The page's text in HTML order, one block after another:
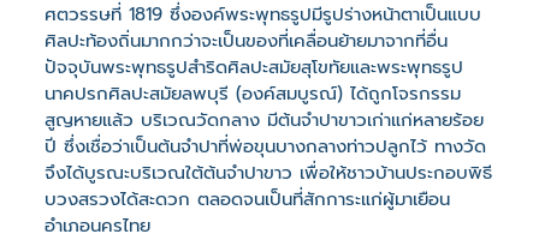
ศตวรรษที่ 1819 ซึ่งองค์พระพุทธรูปมีรูปร่างหน้าตาเป็นแบบ
ศิลปะท้องถิ่นมากกว่าจะเป็นของที่เคลื่อนย้ายมาจากที่อื่น
ปัจจุบันพระพุทธรูปสำริดศิลปะสมัยสุโขทัยและพระพุทธรูป
นาคปรกศิลปะสมัยลพบุรี (องค์สมบูรณ์) ได้ถูกโจรกรรม
สูญหายแล้ว บริเวณวัดกลาง มีต้นจำปาขาวเก่าแก่หลายร้อย
ปี ซึ่งเชื่อว่าเป็นต้นจำปาที่พ่อขุนบางกลางท่าวปลูกไว้ ทางวัด
จึงได้บูรณะบริเวณใต้ต้นจำปาขาว เพื่อให้ชาวบ้านประกอบพิธี
บวงสรวงได้สะดวก ตลอดจนเป็นที่สักการะแก่ผู้มาเยือน
อำเภอนครไทย